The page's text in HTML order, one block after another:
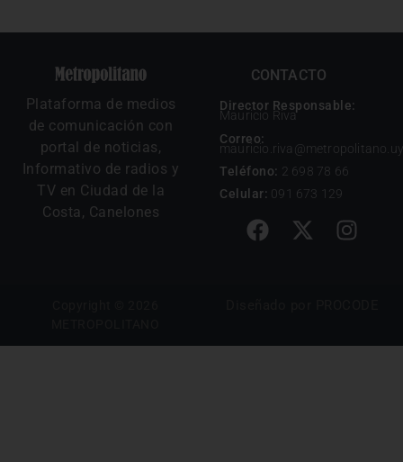
Plataforma de medios
de comunicación con
portal de noticias,
Informativo de radios y
TV en Ciudad de la
Costa, Canelones
CONTACTO
Director Responsable:
Mauricio Riva
Correo:
mauricio.riva@metropolitano.uy
Teléfono: 2 698 78 66
Celular: 091 673 129